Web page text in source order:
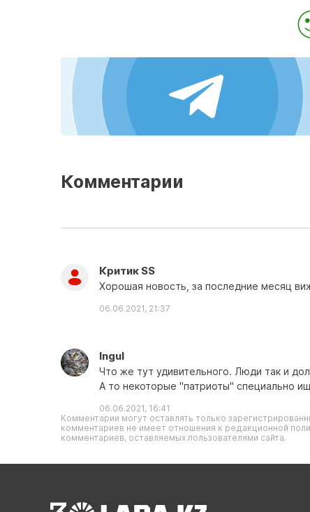
Комментарии
Критик SS
Хорошая новость, за последние месяц
06.06.2021, 21:37
Ingul
Что же тут удивительного. Люди так и
А то некоторые "патриоты" специально
06.06.2021, 16:41
Комментарии могут оставлять только
комментариев не имеет отношения к редакционной
комментариев, оставляемых пользователями сайта.